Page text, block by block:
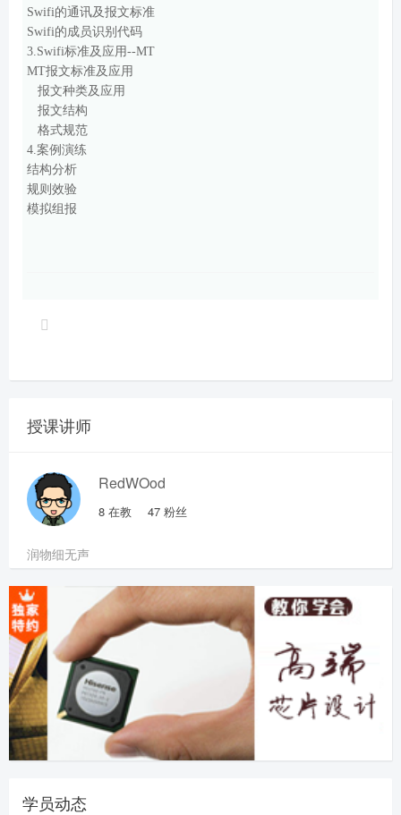
Swifi的通讯及报文标准
Swifi的成员识别代码
3. Swifi标准及应用--MT
MT报文标准及应用
报文种类及应用
报文结构
格式规范
4. 案例演练
结构分析
规则效验
模拟组报
授课讲师
RedWOod
8 在教 47 粉丝
润物细无声
学员动态